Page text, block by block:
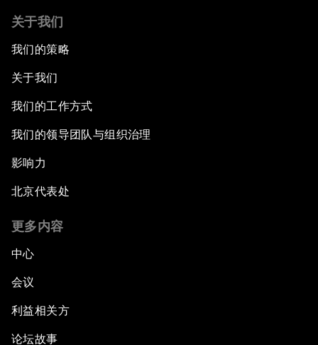
关于我们
我们的策略
关于我们
我们的工作方式
我们的领导团队与组织治理
影响力
北京代表处
更多内容
中心
会议
利益相关方
论坛故事